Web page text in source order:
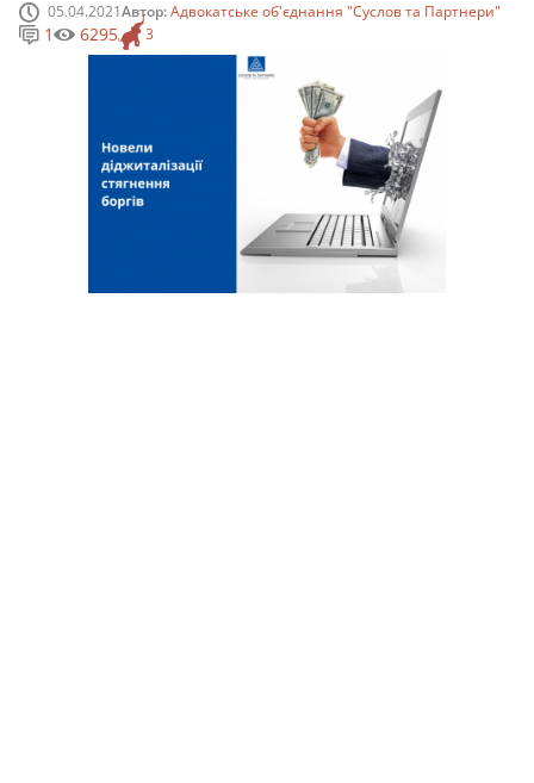
05.04.2021Автор:Адвокатське об'єднання "Суслов та Партнери"
3
1 6295